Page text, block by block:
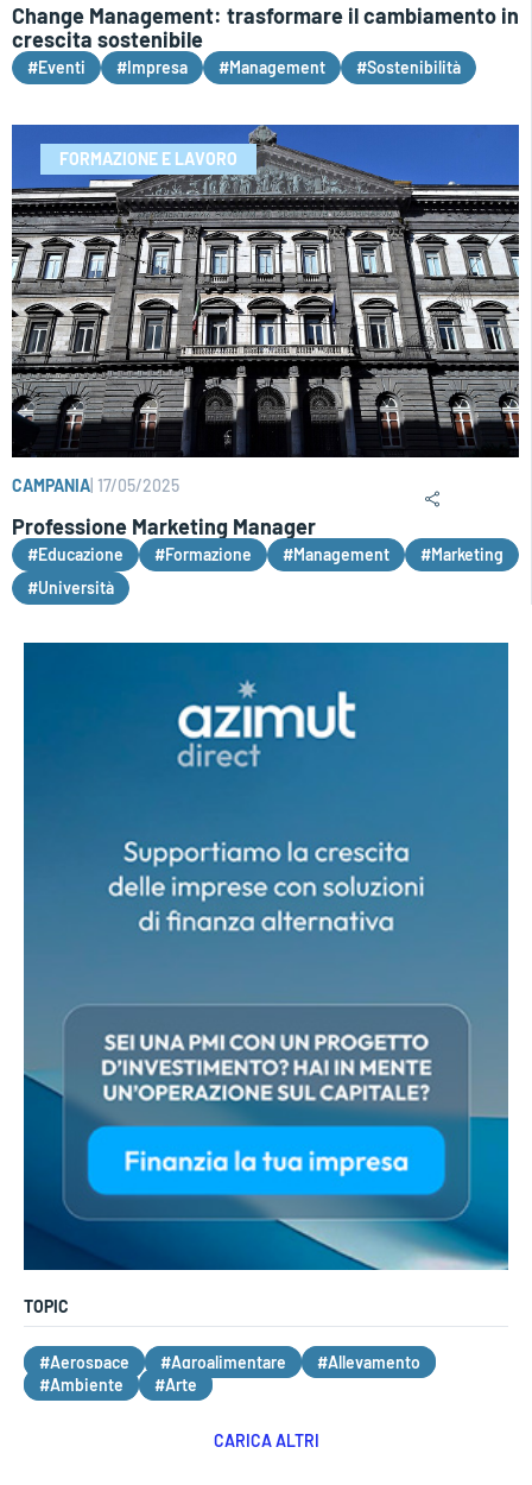
Change Management: trasformare il cambiamento in
crescita sostenibile
#Eventi #Impresa #Management #Sostenibilità
FORMAZIONE E LAVORO
CAMPANIA 17/05/2025
Professione Marketing Manager
#Educazione #Formazione #Management
#Marketing
#Università
TOPIC
#Aerospace #Agroalimentare
#Allevamento
#Ambiente
#Arte
CARICA ALTRI